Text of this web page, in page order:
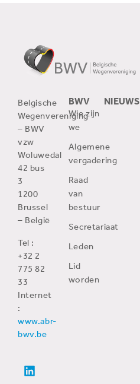
Belgische
Wegenvereniging
– BWV
vzw
Woluwedal
42 bus
3
1200
Brussel
– België
Tel :
+32 2
775 82
33
Internet
:
www.abr-
bwv.be
BWV
Wie zijn
we
Algemene
vergadering
Raad
van
bestuur
Secretariaat
Leden
Lid
worden
NIEUWS